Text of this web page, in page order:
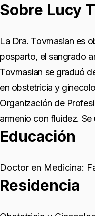
Sobre Lucy
La Dra. Tovmasian es
posparto, el sangrado
Tovmasian se graduó
en obstetricia y
Organización de
armenio con fluidez.
Educación
Doctor en Medicina:
Residencia